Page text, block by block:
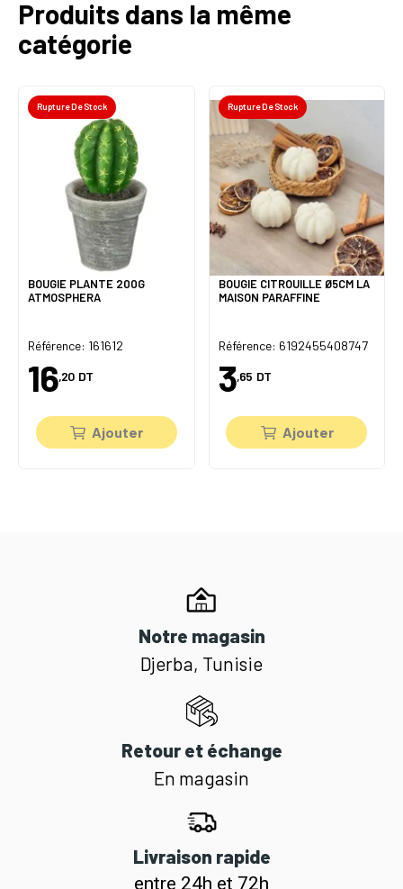
Produits dans la même
catégorie
Rupture De Stock
BOUGIE PLANTE 200G
ATMOSPHERA
Référence: 161612
16,20 DT
Ajouter
Rupture De Stock
BOUGIE CITROUILLE Ø5CM LA
MAISON PARAFFINE
Référence: 6192455408747
3,65 DT
Ajouter
Notre magasin
Djerba, Tunisie
Retour et échange
En magasin
Livraison rapide
entre 24h et 72h